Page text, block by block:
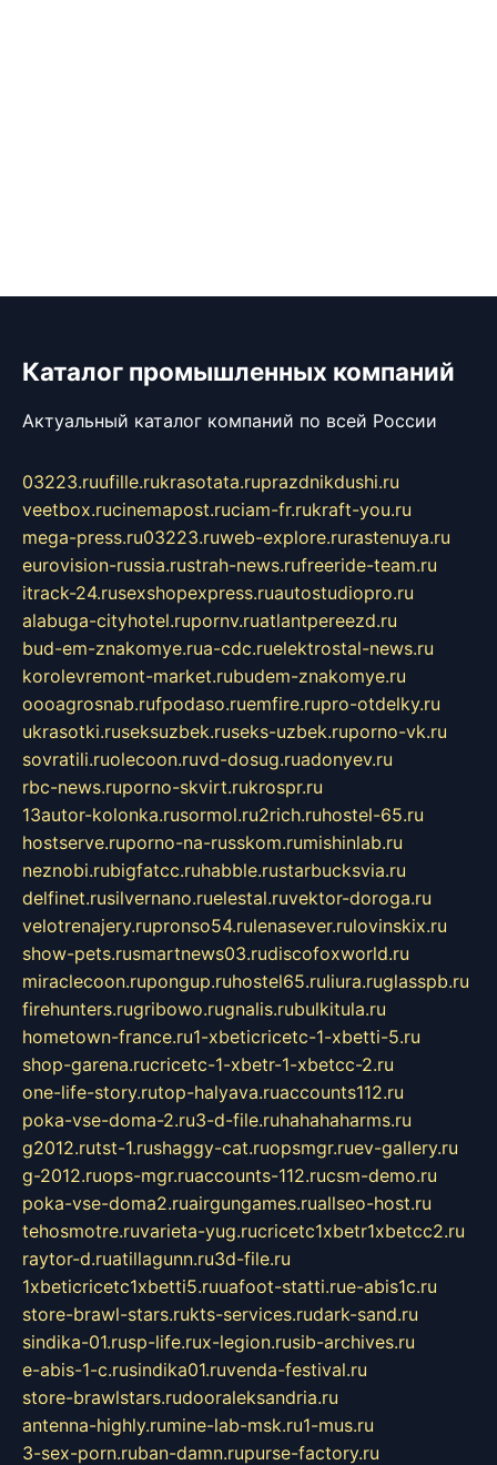
Каталог промышленных компаний
Актуальный каталог компаний по всей России
03223.ruufille.rukrasotata.ruprazdnikdushi.ru
veetbox.rucinemapost.ruciam-fr.rukraft-you.ru
mega-press.ru03223.ruweb-explore.rurastenuya.ru
eurovision-russia.rustrah-news.rufreeride-team.ru
itrack-24.rusexshopexpress.ruautostudiopro.ru
alabuga-cityhotel.rupornv.ruatlantpereezd.ru
bud-em-znakomye.rua-cdc.ruelektrostal-news.ru
korolevremont-market.rubudem-znakomye.ru
oooagrosnab.rufpodaso.ruemfire.rupro-otdelky.ru
ukrasotki.ruseksuzbek.ruseks-uzbek.ruporno-vk.ru
sovratili.ruolecoon.ruvd-dosug.ruadonyev.ru
rbc-news.ruporno-skvirt.rukrospr.ru
13autor-kolonka.rusormol.ru2rich.ruhostel-65.ru
hostserve.ruporno-na-russkom.rumishinlab.ru
neznobi.rubigfatcc.ruhabble.rustarbucksvia.ru
delfinet.rusilvernano.ruelestal.ruvektor-doroga.ru
velotrenajery.rupronso54.rulenasever.rulovinskix.ru
show-pets.rusmartnews03.rudiscofoxworld.ru
miraclecoon.rupongup.ruhostel65.ruliura.ruglasspb.ru
firehunters.rugribowo.rugnalis.rubulkitula.ru
hometown-france.ru1-xbeticricetc-1-xbetti-5.ru
shop-garena.rucricetc-1-xbetr-1-xbetcc-2.ru
one-life-story.rutop-halyava.ruaccounts112.ru
poka-vse-doma-2.ru3-d-file.ruhahahaharms.ru
g2012.rutst-1.rushaggy-cat.ruopsmgr.ruev-gallery.ru
g-2012.ruops-mgr.ruaccounts-112.rucsm-demo.ru
poka-vse-doma2.ruairgungames.ruallseo-host.ru
tehosmotre.ruvarieta-yug.rucricetc1xbetr1xbetcc2.ru
raytor-d.ruatillagunn.ru3d-file.ru
1xbeticricetc1xbetti5.ruuafoot-statti.rue-abis1c.ru
store-brawl-stars.rukts-services.rudark-sand.ru
sindika-01.rusp-life.rux-legion.rusib-archives.ru
e-abis-1-c.rusindika01.ruvenda-festival.ru
store-brawlstars.rudooraleksandria.ru
antenna-highly.rumine-lab-msk.ru1-mus.ru
3-sex-porn.ruban-damn.rupurse-factory.ru